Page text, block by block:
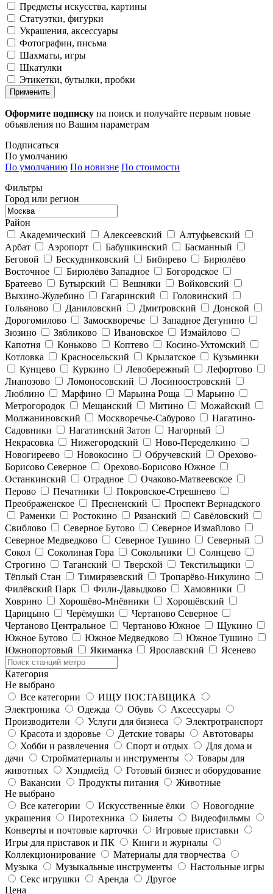
Предметы искусства, картины
Статуэтки, фигурки
Украшения, аксессуары
Фотографии, письма
Шахматы, игры
Шкатулки
Этикетки, бутылки, пробки
Применить
Оформите подписку на поиск и получайте первым новые
объявления по Вашим параметрам
Подписаться
По умолчанию
По умолчанию По новизне По стоимости
Фильтры
Город или регион
Район
Академический
Алексеевский
Алтуфьевский
Арбат
Аэропорт Бабушкинский
Басманный
Беговой
Бескудниковский Бибирево
Бирюлёво
Восточное
Бирюлёво Западное
Богородское
Братеево
Бутырский Вешняки
Войковский
Выхино-Жулебино
Гагаринский
Головинский
Гольяново
Даниловский Дмитровский
Донской
Дорогомилово
Замоскворечье
Западное Дегунино
Зюзино
Зябликово Ивановское
Измайлово
Капотня
Коньково Коптево
Косино-Ухтомский
Котловка
Красносельский Крылатское
Кузьминки
Кунцево
Куркино Левобережный
Лефортово
Лианозово
Ломоносовский
Лосиноостровский
Люблино
Марфино Марьина Роща
Марьино
Метрогородок
Мещанский Митино
Можайский
Молжаниновский
Москворечье-Сабурово
Нагатино-
Садовники
Нагатинский Затон
Нагорный
Некрасовка
Нижегородский
Ново-Переделкино
Новогиреево
Новокосино Обручевский
Орехово-
Борисово Северное
Орехово-Борисово Южное
Останкинский
Отрадное
Очаково-Матвеевское
Перово
Печатники
Покровское-Стрешнево
Преображенское
Пресненский
Проспект Вернадского
Раменки
Ростокино Рязанский
Савёловский
Свиблово
Северное Бутово
Северное Измайлово
Северное Медведково
Северное Тушино
Северный
Сокол
Соколиная Гора Сокольники
Солнцево
Строгино
Таганский Тверской
Текстильщики
Тёплый Стан
Тимирязевский
Тропарёво-Никулино
Филёвский Парк
Фили-Давыдково
Хамовники
Ховрино
Хорошёво-Мнёвники
Хорошёвский
Царицыно
Черёмушки
Чертаново Северное
Чертаново Центральное
Чертаново Южное
Щукино
Южное Бутово
Южное Медведково
Южное Тушино
Южнопортовый
Якиманка Ярославский Ясенево
Категория
Не выбрано
Все категории
ИЩУ ПОСТАВЩИКА
Электроника
Одежда Обувь
Аксессуары
Производители
Услуги для бизнеса
Электротранспорт
Красота и здоровье
Детские товары
Автотовары
Хобби и развлечения
Спорт и отдых
Для дома и
дачи
Стройматериалы и инструменты
Товары для
животных
Хэндмейд
Готовый бизнес и оборудование
Вакансии
Продукты питания
Животные
Не выбрано
Все категории
Искусственные ёлки
Новогодние
украшения
Пиротехника Билеты
Видеофильмы
Конверты и почтовые карточки
Игровые приставки
Игры для приставок и ПК
Книги и журналы
Коллекционирование
Материалы для творчества
Музыка
Музыкальные инструменты
Настольные игры
Секс игрушки
Аренда
Другое
Цена